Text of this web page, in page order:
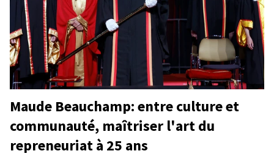
Maude Beauchamp: entre culture et
communauté, maîtriser l'art du
repreneuriat à 25 ans